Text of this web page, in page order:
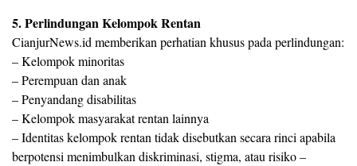
5. Perlindungan Kelompok Rentan
CianjurNews.id memberikan perhatian khusus pada perlindungan:
– Kelompok minoritas
– Perempuan dan anak
– Penyandang disabilitas
– Kelompok masyarakat rentan lainnya
– Identitas kelompok rentan tidak disebutkan secara rinci apabila
berpotensi menimbulkan diskriminasi, stigma, atau risiko –